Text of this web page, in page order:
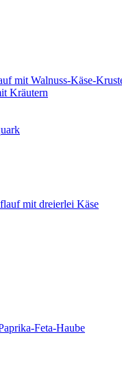
mit Walnuss-Käse-
Kräutern
mit dreierlei Käse
Feta-Haube